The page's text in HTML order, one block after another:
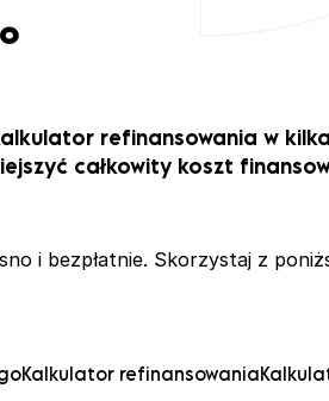
refinansowania w
całkowity koszt
i bezpłatnie. Skorzystaj z
Kalkulator refinansowania